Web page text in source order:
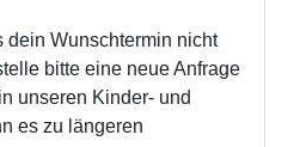
dein Wunschtermin nicht
bitte eine neue Anfrage
unseren Kinder- und
es zu längeren